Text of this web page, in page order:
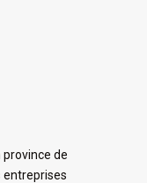
de
entreprises